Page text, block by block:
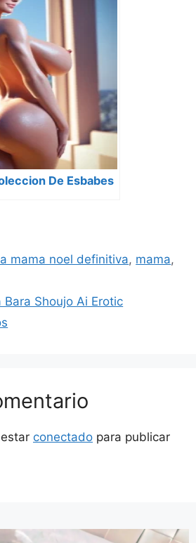
De Esbabes
mama noel definitiva, mama,
Bara Shoujo Ai Erotic
conectado para publicar